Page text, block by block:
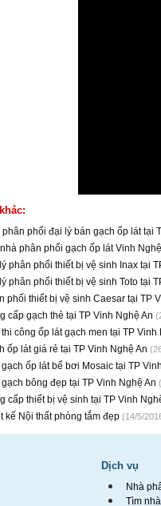
phân phối đại lý bán gạch ốp lát tại
phân phối gạch ốp lát Vinh
phân phối thiết bị vệ sinh Inax tại
phân phối thiết bị vệ sinh Toto tại
phối thiết bị vệ sinh Caesar tại TP
cấp gạch thẻ tại TP Vinh Nghệ An
công ốp lát gạch men tại TP Vinh
ốp lát giá rẻ tại TP Vinh Nghệ An
gạch ốp lát bể bơi Mosaic tại TP
gạch bông đẹp tại TP Vinh Nghệ An
cấp thiết bị vệ sinh tại TP Vinh
kế Nội thất phòng tắm đẹp (14/5/
Dịch vụ
Nhà
Tìm